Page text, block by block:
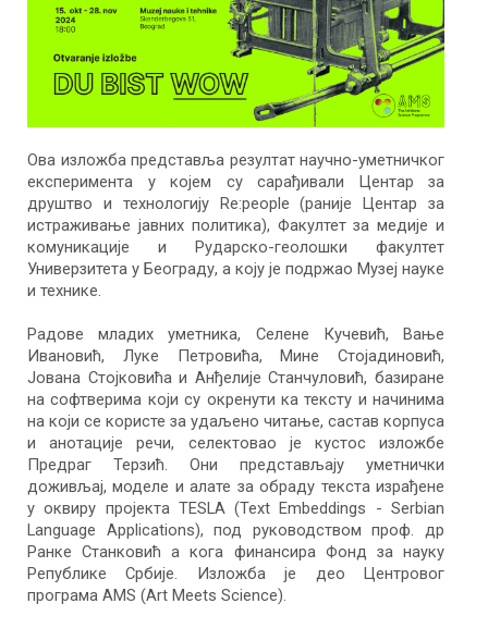
Ова изложба представља резултат научно-уметничког
експеримента у којем су сарађивали Центар за
друштво и технологију Re:people (раније Центар за
истраживање јавних политика), Факултет за медије и
комуникације и Рударско-геолошки факултет
Универзитета у Београду, а коју је подржао Музеј науке
и технике.
Радове младих уметника, Селене Кучевић, Вање
Ивановић, Луке Петровића, Мине Стојадиновић,
Јована Стојковића и Анђелије Станчуловић, базиране
на софтверима који су окренути ка тексту и начинима
на који се користе за удаљено читање, састав корпуса
и анотације речи, селектовао је кустос изложбе
Предраг Терзић. Они представљају уметнички
доживљај, моделе и алате за обраду текста израђене
у оквиру пројекта TESLA (Text Embeddings - Serbian
Language Applications), под руководством проф. др
Ранке Станковић а кога финансира Фонд за науку
Републике Србије. Изложба је део Центровог
програма AMS (Art Meets Science).